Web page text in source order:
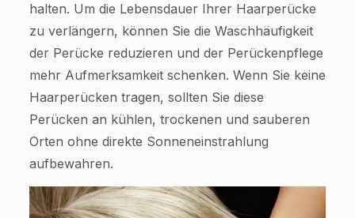
halten. Um die Lebensdauer Ihrer Haarperücke
zu verlängern, können Sie die Waschhäufigkeit
der Perücke reduzieren und der Perückenpflege
mehr Aufmerksamkeit schenken. Wenn Sie keine
Haarperücken tragen, sollten Sie diese
Perücken an kühlen, trockenen und sauberen
Orten ohne direkte Sonneneinstrahlung
aufbewahren.